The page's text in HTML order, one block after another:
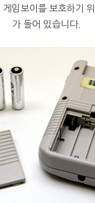
게임보이를 보호하기
가 들어 있습니다.